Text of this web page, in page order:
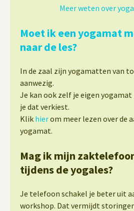
Meer weten over
Moet ik een yogamat
naar de les?
In de zaal zijn yogamatten van
aanwezig.
Je kan ook zelf je eigen
je dat verkiest.
Klik hierom meer lezen over de
yogamat.
Mag ik mijn
tijdens de yogales?
Je telefoon schakel je beter uit
workshop. Dat vermijdt